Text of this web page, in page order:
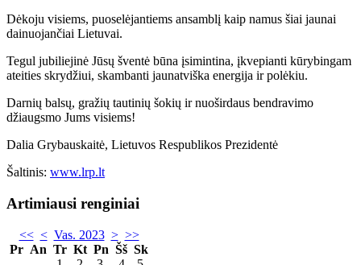
Dėkoju visiems, puoselėjantiems ansamblį kaip namus šiai jaunai
dainuojančiai Lietuvai.
Tegul jubiliejinė Jūsų šventė būna įsimintina, įkvepianti kūrybingam
ateities skrydžiui, skambanti jaunatviška energija ir polėkiu.
Darnių balsų, gražių tautinių šokių ir nuoširdaus bendravimo
džiaugsmo Jums visiems!
Dalia Grybauskaitė, Lietuvos Respublikos Prezidentė
Šaltinis: www.lrp.lt
Artimiausi renginiai
<< < Vas. 2023 > >>
Pr An Tr Kt Pn Šš Sk